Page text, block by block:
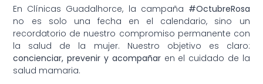
En Clínicas Guadalhorce, la campaña #OctubreRosa
no es solo una fecha en el calendario, sino un
recordatorio de nuestro compromiso permanente con
la salud de la mujer. Nuestro objetivo es claro:
concienciar, prevenir y acompañaren el cuidado de la
salud mamaria.